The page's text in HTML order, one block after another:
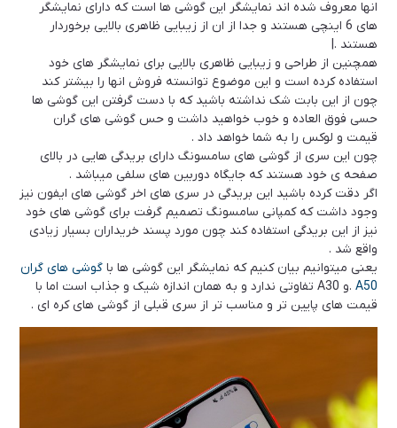
انها معروف شده اند نمایشگر این گوشی ها است که دارای نمایشگر
های 6 اینچی هستند و جدا از ان از زیبایی ظاهری بالایی برخوردار
هستند .|
همچنین از طراحی و زیبایی ظاهری بالایی برای نمایشگر های خود
استفاده کرده است و این موضوع توانسته فروش انها را بیشتر کند
چون از این بابت شک نداشته باشید که با دست گرفتن این گوشی ها
حسی فوق العاده و خوب خواهید داشت و حس گوشی های گران
قیمت و لوکس را به شما خواهد داد .
چون این سری از گوشی های سامسونگ دارای بریدگی هایی در بالای
صفحه ی خود هستند که جایگاه دوربین های سلفی میباشد .
اگر دقت کرده باشید این بریدگی در سری های اخر گوشی های ایفون نیز
وجود داشت که کمپانی سامسونگ تصمیم گرفت برای گوشی های خود
نیز از این بریدگی استفاده کند چون مورد پسند خریداران بسیار زیادی
واقع شد .
یعنی میتوانیم بیان کنیم که نمایشگر این گوشی ها با گوشی های گران
A50
.و A30 تفاوتی ندارد و به همان اندازه شیک و جذاب است اما با
قیمت های پایین تر و مناسب تر از سری قبلی از گوشی های کره ای .